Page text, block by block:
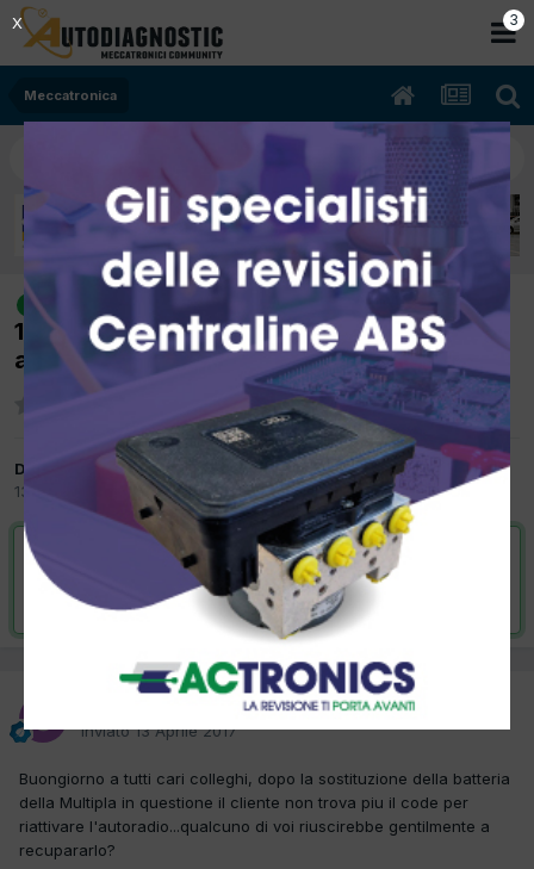
Meccatronica
risolto
[FIAT MULTIPLA 10/2010 1910cc
186A9000 88Kw Diesel] Codice sblocco
autoradio Bosch
Da OBE_89
13 Aprile 2017
in Meccatronica
VAI ALLA SOLUZIONE
Risolta da OBE_89, 16 Aprile 2017
Inviato13 Aprile 2017
Buongiorno a tutti cari colleghi, dopo la sostituzione della batteria
della Multipla in questione il cliente non trova piu il code per
riattivare l'autoradio...qualcuno di voi riuscirebbe gentilmente a
recupararlo?
2
X